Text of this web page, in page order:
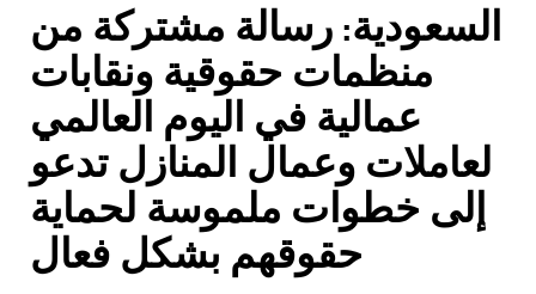
السعودية: رسالة مشتركة من
منظمات حقوقية ونقابات
عمالية في اليوم العالمي
لعاملات وعمال المنازل تدعو
إلى خطوات ملموسة لحماية
حقوقهم بشكل فعال